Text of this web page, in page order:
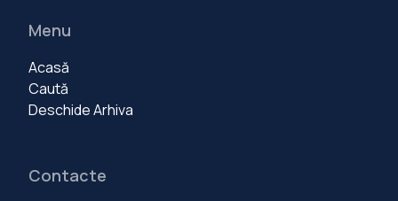
Menu
Acasă
Caută
Deschide Arhiva
Contacte